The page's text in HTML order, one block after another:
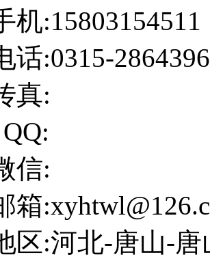
机:15803154511
话:0315-2864396
真:
信:
箱:
区:河北-唐山-唐